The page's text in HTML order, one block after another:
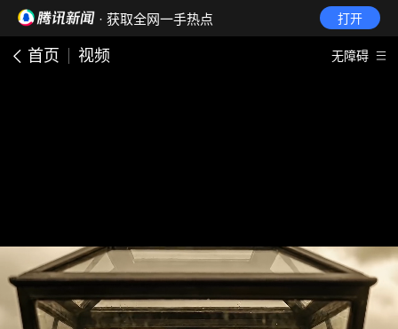
· 获取全网一手热点 打开
首页 视频 无障碍